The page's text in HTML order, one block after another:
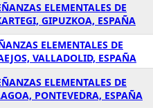
ELEMENTALES DE
GIPUZKOA, ESPAÑA
ELEMENTALES DE
VALLADOLID, ESPAÑA
ELEMENTALES DE
PONTEVEDRA, ESPAÑA